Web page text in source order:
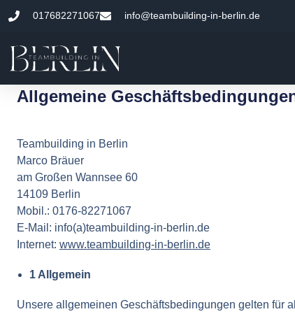
017682271067 info@teambuilding-in-berlin.de
Allgemeine
Teambuilding in Berlin
Marco Bräuer
am Großen Wannsee 60
14109 Berlin
Mobil.: 0176-82271067
E-Mail: info(a)teambuilding-in-berlin.de
Internet: www.teambuilding-in-berlin.de
1 Allgemein
Unsere allgemeinen Geschäftsbedingungen gelten für